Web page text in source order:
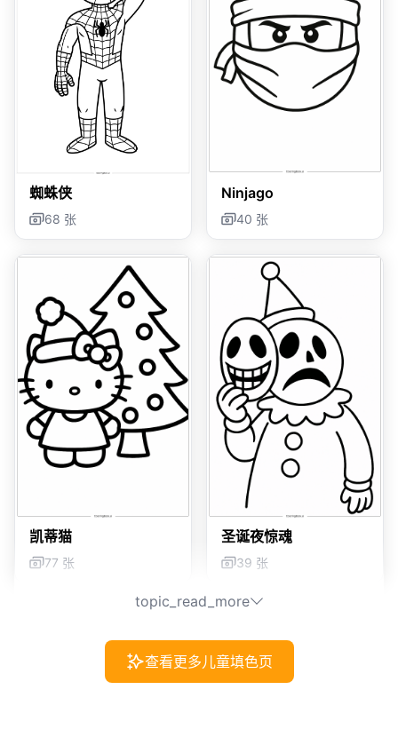
蜘蛛侠
68 张
Ninjago
40 张
凯蒂猫
77 张
圣诞夜惊魂
39 张
topic_read_more
查看更多儿童填色页